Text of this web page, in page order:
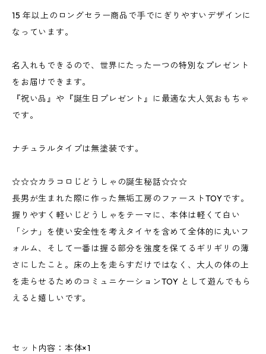
15 年以上のロングセラー商品で⼿でにぎりやすいデザインに
なっています。
名入れもできるので、世界にたった一つの特別なプレゼント
をお届けできます。
『祝い品』や『誕生日プレゼント』に最適な大人気おもちゃ
です。
ナチュラルタイプは無塗装です。
☆☆☆カラコロじどうしゃの誕生秘話☆☆☆
長男が生まれた際に作った無垢工房のファーストTOYです。
握りやすく軽いじどうしゃをテーマに、本体は軽くて白い
「シナ」を使い安全性を考えタイヤを含めて全体的に丸いフ
ォルム、そして一番は握る部分を強度を保てるギリギリの薄
さにしたこと。床の上を走らすだけではなく、大人の体の上
を走らせるためのコミュニケーションTOY として遊んでもら
えると嬉しいです。
セット内容：本体×1